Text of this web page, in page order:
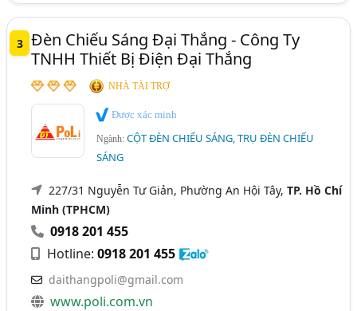
3 Đèn Chiếu Sáng Đại Thắng - Công Ty
TNHH Thiết Bị Điện Đại Thắng
NHÀ TÀI TRỢ
Được xác minh
Ngành:CỘT ĐÈN CHIẾU SÁNG, TRỤ ĐÈN CHIẾU
SÁNG
227/31 Nguyễn Tư Giản, Phường An Hội Tây,TP. Hồ Chí
Minh (TPHCM)
0918 201 455
Hotline:0918 201 455
daithangpoli@gmail.com
www.poli.com.vn